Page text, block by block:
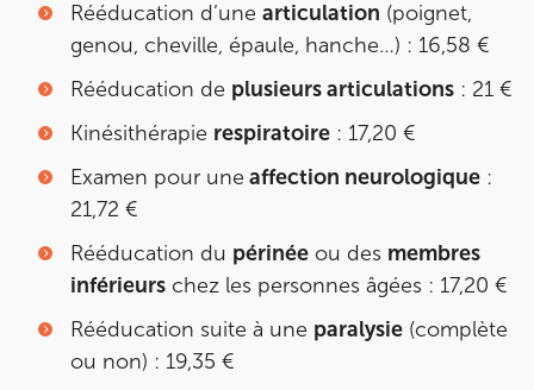
Rééducation d’une articulation (poignet,
genou, cheville, épaule, hanche…) : 16,58 €
Rééducation de plusieurs articulations : 21 €
Kinésithérapie respiratoire : 17,20 €
Examen pour une affection neurologique :
21,72 €
Rééducation du périnée ou des membres
inférieurs chez les personnes âgées : 17,20 €
Rééducation suite à une paralysie (complète
ou non) : 19,35 €
1 Rue Mertens 92600 Bois-Colombes
01 43 50 50 81
Prenez RDV sur
Prenez RDV sur
IK OLYMPE SANTE ANTONY
28 Rue Velpeau 92160 Antony
28 Rue Velpeau 92160 Antony
01 76 21 71 41
Prenez RDV sur
Prenez RDV sur